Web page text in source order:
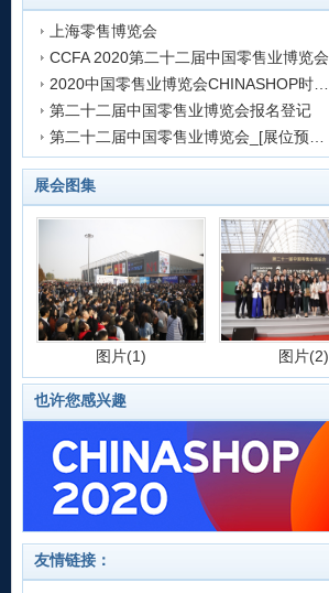
上海零售博览会
发表时间:2020-10-23 17:24:35
CCFA 2020第二十二届中国零售业博览会
发表时间:2020-10-23 17:22:21
发表时间:2020-09-18 16:16:13
第二十二届中国零售业博览会报名登记
发表时间:2020-09-18 16:13:42
展会图集
图片(1) 图片(2)
图片(5) 图片(6)
也许您感兴趣
友情链接：